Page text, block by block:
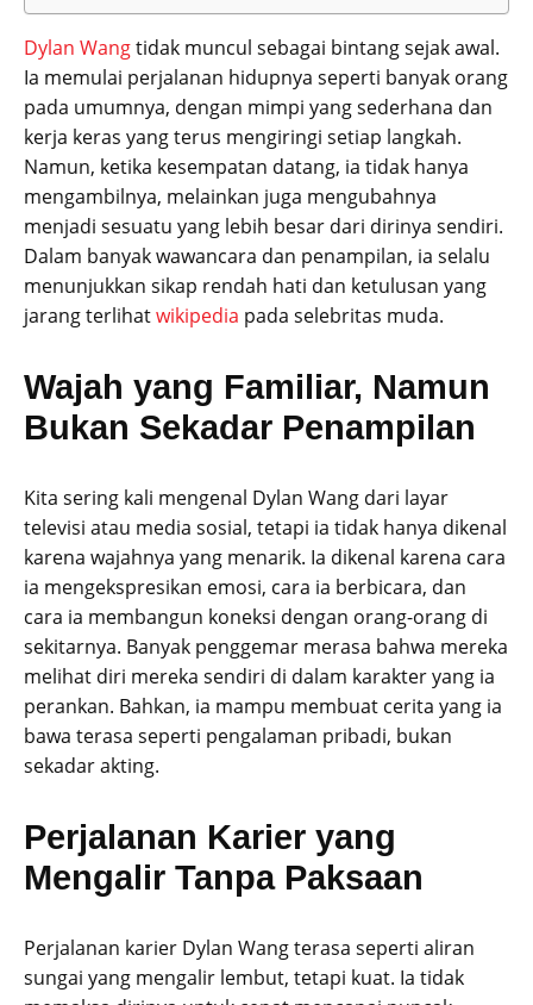
Dylan Wangtidak muncul sebagai bintang sejak awal.
Ia memulai perjalanan hidupnya seperti banyak orang
pada umumnya, dengan mimpi yang sederhana dan
kerja keras yang terus mengiringi setiap langkah.
Namun, ketika kesempatan datang, ia tidak hanya
mengambilnya, melainkan juga mengubahnya
menjadi sesuatu yang lebih besar dari dirinya sendiri.
Dalam banyak wawancara dan penampilan, ia selalu
menunjukkan sikap rendah hati dan ketulusan yang
jarang terlihatwikipedia pada selebritas muda.
Wajah yang Familiar, Namun
Bukan Sekadar Penampilan
Kita sering kali mengenal Dylan Wang dari layar
televisi atau media sosial, tetapi ia tidak hanya dikenal
karena wajahnya yang menarik. Ia dikenal karena cara
ia mengekspresikan emosi, cara ia berbicara, dan
cara ia membangun koneksi dengan orang-orang di
sekitarnya. Banyak penggemar merasa bahwa mereka
melihat diri mereka sendiri di dalam karakter yang ia
perankan. Bahkan, ia mampu membuat cerita yang ia
bawa terasa seperti pengalaman pribadi, bukan
sekadar akting.
Perjalanan Karier yang
Mengalir Tanpa Paksaan
Perjalanan karier Dylan Wang terasa seperti aliran
sungai yang mengalir lembut, tetapi kuat. Ia tidak